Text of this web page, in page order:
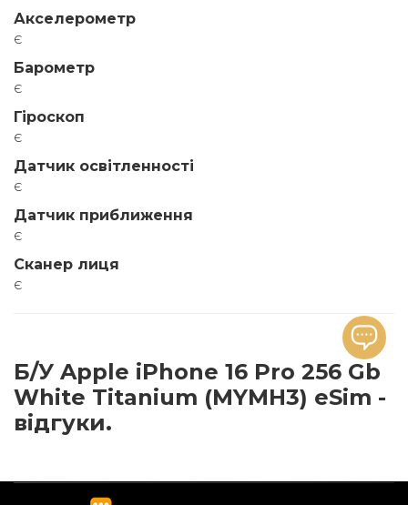
Акселерометр
є
Барометр
є
Гіроскоп
є
Датчик освітленності
є
Датчик приближення
є
Сканер лиця
є
Б/У Apple iPhone 16 Pro 256 Gb
White Titanium (MYMH3) eSim -
відгуки.